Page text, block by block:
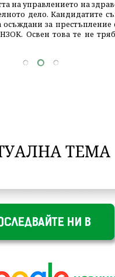
на управлението на
дело. Кандидатите
за
Освен това те не
ТЕМА